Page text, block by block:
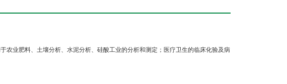
农业肥料、土壤分析、水泥分析、硅酸工业的分析和测定；医疗卫生的临床化验及病